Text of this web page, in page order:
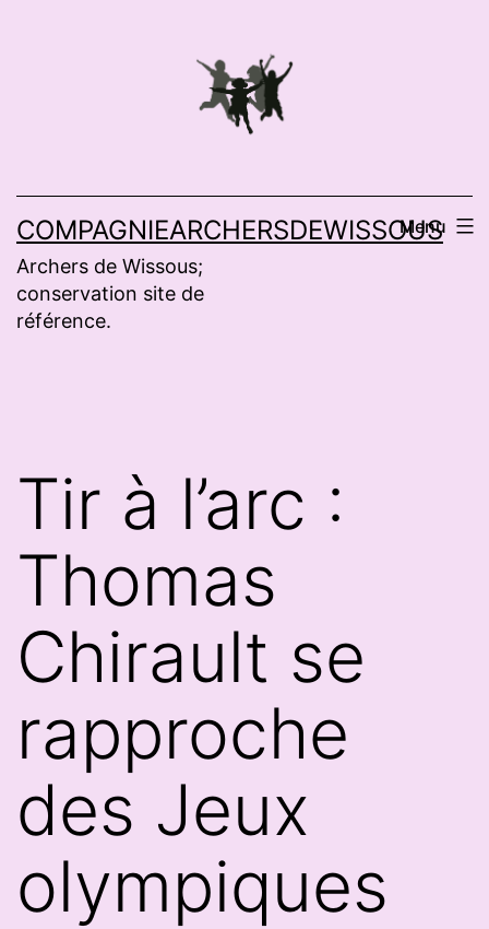
COMPAGNIEARCHERSDEWISSOUS
Archers de Wissous;
conservation site de
référence.
Menu
Tir à l’arc :
Thomas
Chirault se
rapproche
des Jeux
olympiques